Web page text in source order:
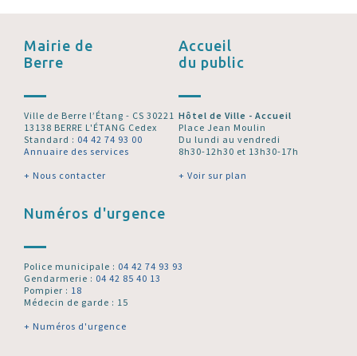
Mairie de
Berre
Ville de Berre l’Étang - CS 30221
13138 BERRE L'ÉTANG Cedex
Standard : 04 42 74 93 00
Annuaire des services
+ Nous contacter
Accueil
du public
Hôtel de Ville - Accueil
Place Jean Moulin
Du lundi au vendredi
8h30-12h30 et 13h30-17h
+ Voir sur plan
Numéros d'urgence
Police municipale : 04 42 74 93 93
Gendarmerie : 04 42 85 40 13
Pompier : 18
Médecin de garde : 15
+ Numéros d'urgence